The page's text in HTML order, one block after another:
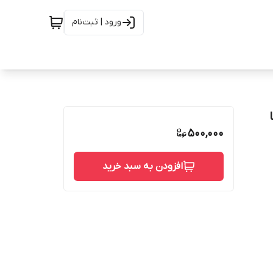
ورود | ثبت‌نام
500,000
افزودن به سبد خرید